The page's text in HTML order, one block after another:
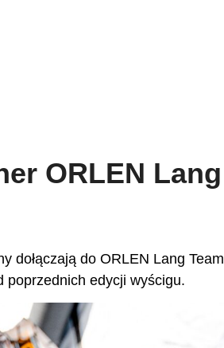
ORLEN Lang
dołączają do ORLEN Lang Team
poprzednich edycji wyścigu.